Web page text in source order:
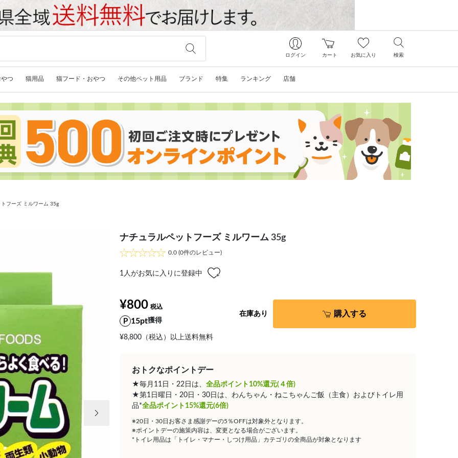
ログイン カート お気に入り 検索
つ 猫用品 猫フード・おやつ その他ペット用品 ブランド 特集 ランキング 店舗
フーズ ミルワーム 35g
ナチュラルペットフーズ ミルワーム 35g
0.0 (0件のレビュー)
1人がお気に入りに登録中
¥800
15pt獲得
¥8,800（税込）以上送料無料
在庫あり 購入する
おトクなポイントデー
★毎月11日・22日は、 全品ポイント10%還元(４倍)
★第1日曜日・20日・30日は、わんちゃん・ねこちゃんご飯（主食）およびトイレ用
品*全品ポイント15%還元(6倍)
※20日・30日お客さま感謝デーの5％OFFは対象外となります。
※ポイントデーの施策内容は、変更となる場合がございます。
*トイレ用品は「トイレ・マナー・しつけ用品」カテゴリの全商品が対象となります